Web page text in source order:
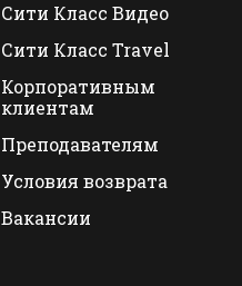
Сити Класс Видео
Сити Класс Travel
Корпоративным
клиентам
Преподавателям
Условия возврата
Вакансии